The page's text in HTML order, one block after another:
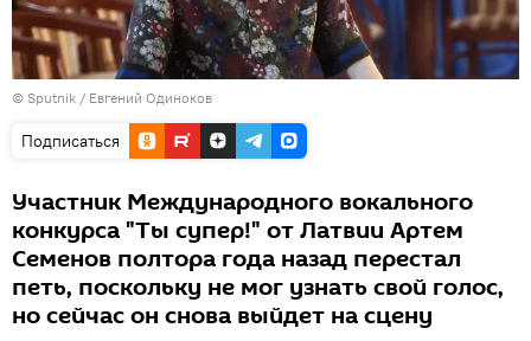
© Sputnik / Евгений Одиноков
Подписаться
Участник Международного вокального
конкурса "Ты супер!" от Латвии Артем
Семенов полтора года назад перестал
петь, поскольку не мог узнать свой голос,
но сейчас он снова выйдет на сцену